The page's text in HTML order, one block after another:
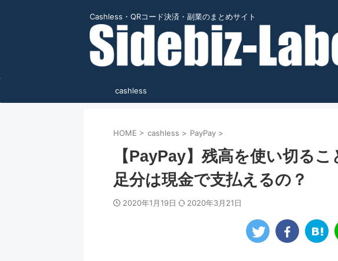
Cashless・QRコード決済・副業のまとめサイト
cashless
HOME > cashless > PayPay >
【PayPay】残高を使い切る
足分は現金で支払えるの？
2020年1月19日 2020年3月21日